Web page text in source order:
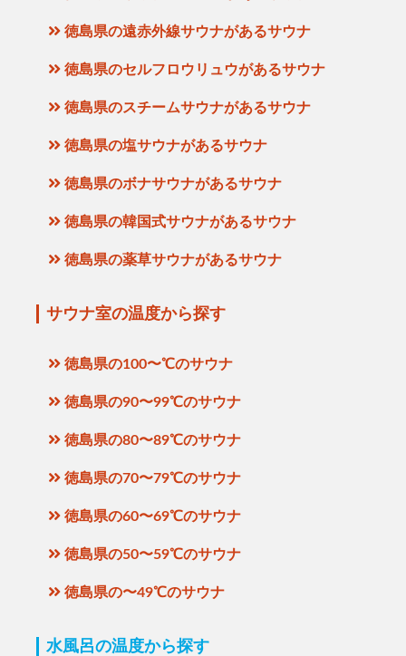
徳島県の遠赤外線サウナがあるサウナ
徳島県のセルフロウリュウがあるサウナ
徳島県のスチームサウナがあるサウナ
徳島県の塩サウナがあるサウナ
徳島県のボナサウナがあるサウナ
徳島県の韓国式サウナがあるサウナ
徳島県の薬草サウナがあるサウナ
サウナ室の温度から探す
徳島県の100〜℃のサウナ
徳島県の90〜99℃のサウナ
徳島県の80〜89℃のサウナ
徳島県の70〜79℃のサウナ
徳島県の60〜69℃のサウナ
徳島県の50〜59℃のサウナ
徳島県の〜49℃のサウナ
水風呂の温度から探す